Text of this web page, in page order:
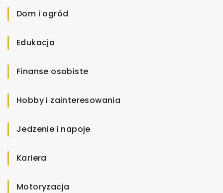
Dom i ogród
Edukacja
Finanse osobiste
Hobby i zainteresowania
Jedzenie i napoje
Kariera
Motoryzacja